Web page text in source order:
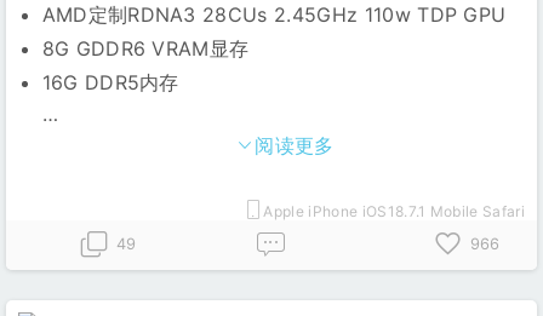
AMD定制RDNA3 28CUs 2.45GHz 110w TDP GPU
8G GDDR6 VRAM显存
16G DDR5内存
…
阅读更多
Apple iPhone iOS18.7.1 Mobile Safari
49
966